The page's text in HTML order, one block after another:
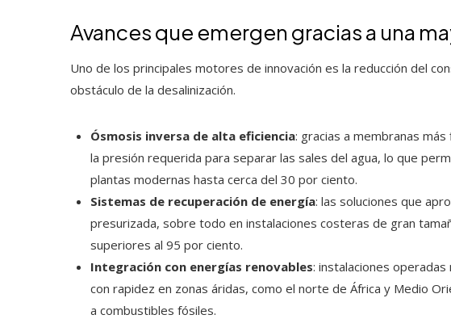
Avances que emergen gracias a una
Uno de los principales motores de innovación es la reducción del
obstáculo de la desalinización.
Ósmosis inversa de alta eficiencia: gracias a membranas
la presión requerida para separar las sales del agua, lo que
plantas modernas hasta cerca del 30 por ciento.
Sistemas de recuperación de energía: las soluciones que
presurizada, sobre todo en instalaciones costeras de gran
superiores al 95 por ciento.
Integración con energías renovables: instalaciones
con rapidez en zonas áridas, como el norte de África y Medio
a combustibles fósiles.